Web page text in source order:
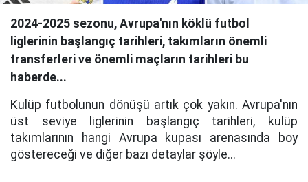
2024-2025 sezonu, Avrupa'nın köklü futbol
liglerinin başlangıç tarihleri, takımların önemli
transferleri ve önemli maçların tarihleri bu
haberde...
Kulüp futbolunun dönüşü artık çok yakın. Avrupa'nın
üst seviye liglerinin başlangıç tarihleri, kulüp
takımlarının hangi Avrupa kupası arenasında boy
göstereceği ve diğer bazı detaylar şöyle...